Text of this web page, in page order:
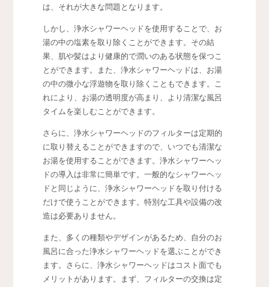
は、それが大きな問題となります。
しかし、浄水シャワーヘッドを使用することで、お
湯の中の塩素を取り除くことができます。その結
果、肌や髪はより健康的で潤いのある状態を保つこ
とができます。また、浄水シャワーヘッドは、お湯
の中の微小な浮遊物を取り除くこともできます。こ
れにより、お湯の透明度が高まり、より清潔な風呂
タイムを楽しむことができます。
さらに、浄水シャワーヘッドのフィルターは定期的
に取り替えることができますので、いつでも清潔な
お湯を使用することができます。浄水シャワーヘッ
ドの導入は非常に簡単です。一般的なシャワーヘッ
ドと同じように、浄水シャワーヘッドを取り付ける
だけで使うことができます。特別な工具や設備の改
造は必要ありません。
また、多くの種類やデザインがあるため、自分のお
風呂に合った浄水シャワーヘッドを選ぶことができ
ます。さらに、浄水シャワーヘッドはコスト面でも
メリットがあります。まず、フィルターの交換は定